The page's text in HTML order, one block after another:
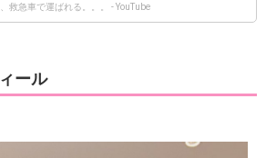
救急車で運ばれる。。。 - YouTube
ール